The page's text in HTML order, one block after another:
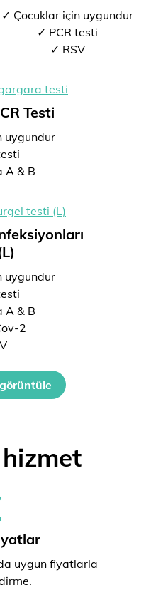
✓ Çocuklar için uygundur
✓ PCR testi
✓ RSV
Testi
uygundur
A & B
uygundur
A & B
2
uygun fiyatlarla